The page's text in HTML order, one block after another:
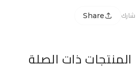
شارك Share
المنتجات ذات الصلة